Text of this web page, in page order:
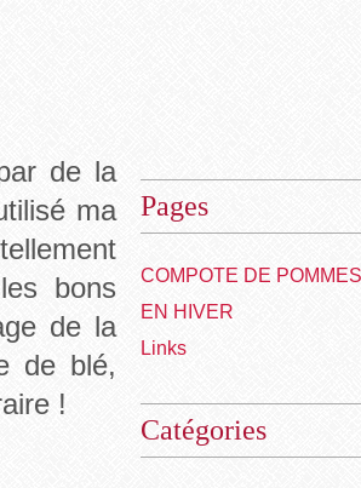
de la
ma
bons
de la
de blé,
!
Pages
COMPOTE DE
EN HIVER
Links
Catégories